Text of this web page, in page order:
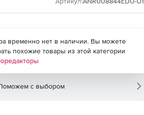
временно нет в наличии. Вы можете
похожие товары из этой категории
с выбором